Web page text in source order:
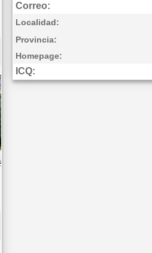
Correo:
Localidad:
Provincia:
Homepage:
ICQ: